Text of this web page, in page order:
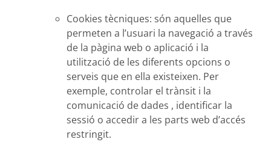
Cookies tècniques: són aquelles que
permeten a l’usuari la navegació a través
de la pàgina web o aplicació i la
utilització de les diferents opcions o
serveis que en ella existeixen. Per
exemple, controlar el trànsit i la
comunicació de dades , identificar la
sessió o accedir a les parts web d’accés
restringit.